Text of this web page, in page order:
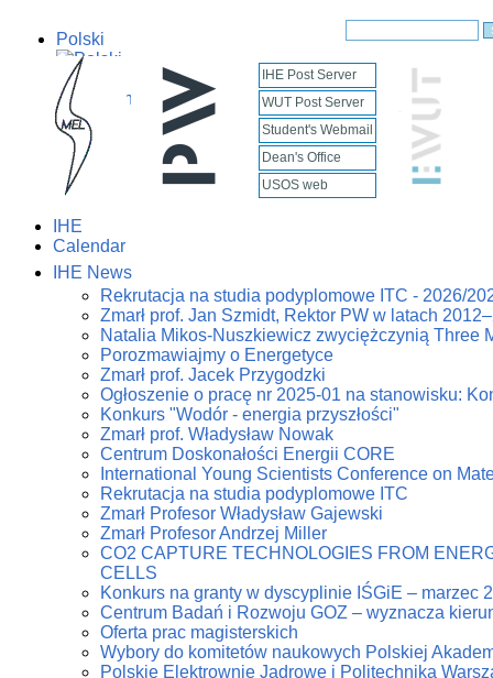
Polski
English
IHE Post Server
WUT Post Server
Student's Webmail
Dean's Office
USOS web
IHE
Calendar
IHE News
Rekrutacja na studia podyplomowe ITC - 2026/
Zmarł prof. Jan Szmidt, Rektor PW w latach
Natalia Mikos-Nuszkiewicz zwyciężczynią Three
Porozmawiajmy o Energetyce
Zmarł prof. Jacek Przygodzki
Ogłoszenie o pracę nr 2025-01 na stanowisku:
Konkurs "Wodór - energia przyszłości"
Zmarł prof. Władysław Nowak
Centrum Doskonałości Energii CORE
International Young Scientists Conference on
Rekrutacja na studia podyplomowe ITC
Zmarł Profesor Władysław Gajewski
Zmarł Profesor Andrzej Miller
CO2 CAPTURE TECHNOLOGIES FROM
CELLS
Konkurs na granty w dyscyplinie IŚGiE – marzec
Centrum Badań i Rozwoju GOZ – wyznacza
Oferta prac magisterskich
Wybory do komitetów naukowych Polskiej
Polskie Elektrownie Jądrowe i Politechnika